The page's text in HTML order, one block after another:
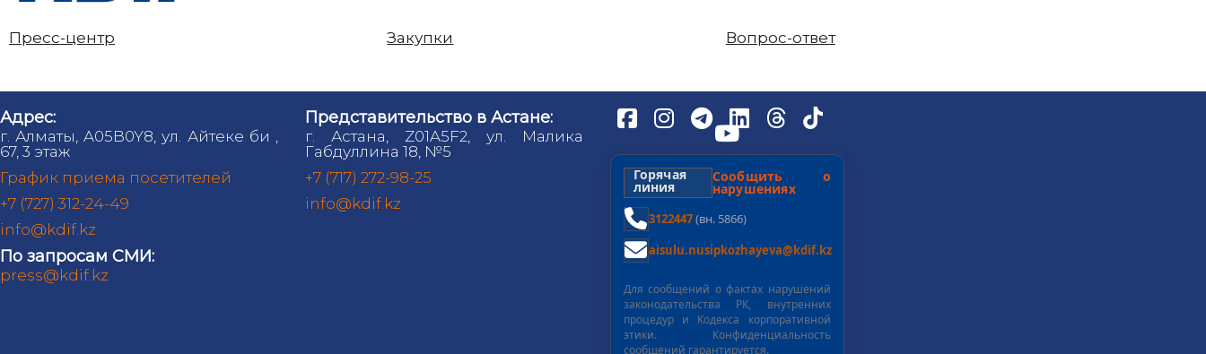
Пресс-центр Закупки Вопрос-ответ
Адрес:
г. Алматы, A05B0Y8, ул. Айтеке би ,
67, 3 этаж
График приема посетителей
+7 (727) 312-24-49
info@kdif.kz
По запросам СМИ:
press@kdif.kz
Представительство в Астане:
г. Астана, Z01A5F2, ул. Малика
Габдуллина 18, №5
+7 (717) 272-98-25
info@kdif.kz
Горячая
линия
Сообщить о
нарушениях
3122447(вн. 5866)
aisulu.nusipkozhayeva@kdif.kz
Для сообщений о фактах нарушений
законодательства РК, внутренних
процедур и Кодекса корпоративной
этики. Конфиденциальность
сообщений гарантируется.